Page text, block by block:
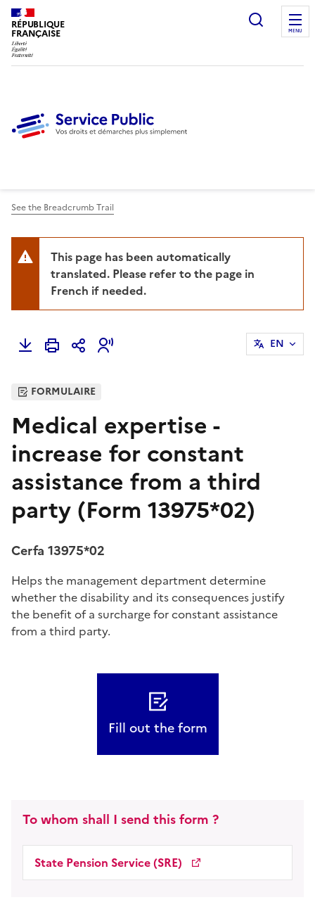
RÉPUBLIQUE
FRANÇAISE
Ouvrir
MENU
See the Breadcrumb Trail
This page has been automatically
translated. Please refer to the page in
French if needed.
EN
FORMULAIRE
Medical expertise -
increase for constant
assistance from a third
party (Form 13975*02)
Cerfa 13975*02
Helps the management department determine
whether the disability and its consequences justify
the benefit of a surcharge for constant assistance
from a third party.
Fill out the form
To whom shall I send this form ?
State Pension Service (SRE)